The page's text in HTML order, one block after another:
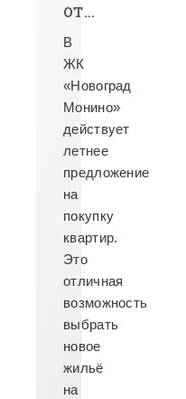
от...
В
ЖК
«Новоград
Монино»
действует
летнее
предложение
на
покупку
квартир.
Это
отличная
возможность
выбрать
новое
жильё
на